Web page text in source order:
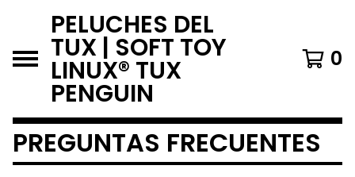
PELUCHES DEL
TUX | SOFT TOY
LINUX® TUX
PENGUIN
0
PREGUNTAS FRECUENTES